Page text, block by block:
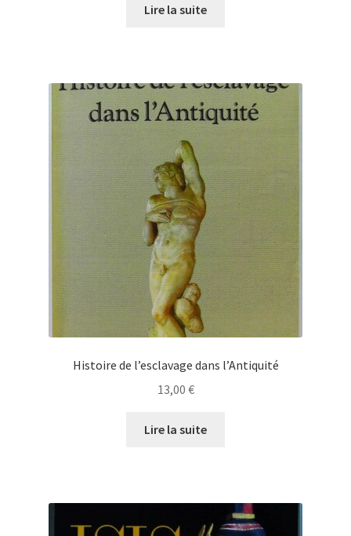
Lire la suite
Histoire de l’esclavage dans l’Antiquité
13,00 €
Lire la suite